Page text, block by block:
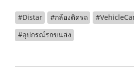
#Distar #กล้องติดรถ
#อุปกรณ์รถขนส่ง